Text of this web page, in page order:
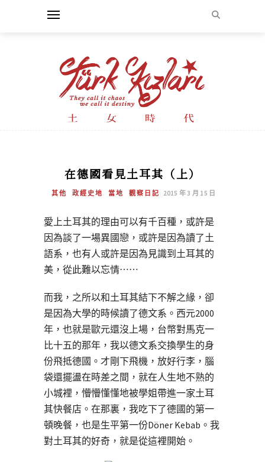
在德國看見土耳其（上）
其他 政經史地 當地 觀察日記 2015 年 3 月 15 日
愛上土耳其的理由可以有千百種，或許是
因為談了一場異國戀，或許是因為讀了土
語系，也有人或許是因為見識到土耳其的
美，從此難以忘情⋯⋯
而我，之所以和土耳其結下不解之緣，卻
是因為大學的時候讀了德文系。西元2000
年，也就是歐元還沒上場，台幣對馬克一
比十五的那年，我以德文系交換學生的身
份飛抵德國。才剛下飛機，放好行李，腦
袋還擺盪在時差之間，就在人生地不熟的
小城裡，懵懵懂懂地被學姐帶進一家土耳
其快餐店。在那裏，我吃下了德國的第一
頓晚餐，也是生平第一份Döner Kebab。我
對土耳其的好奇，就是從這裡開始。